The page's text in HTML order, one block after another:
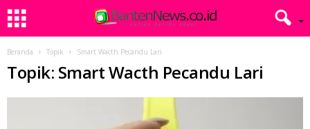
Beranda Topik Smart Wacth Pecandu Lari
Topik: Smart Wacth Pecandu Lari